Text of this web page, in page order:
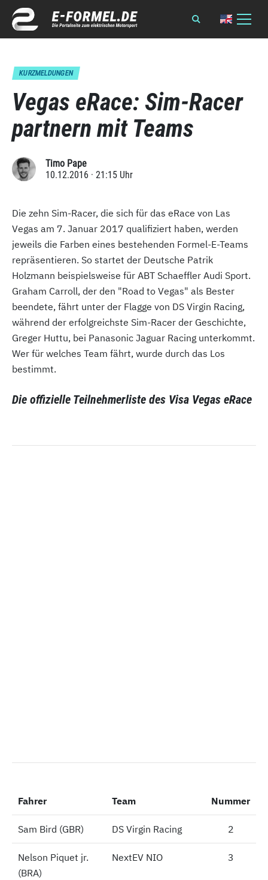
KURZMELDUNGEN
Vegas eRace: Sim-Racer
partnern mit Teams
Timo Pape
10.12.2016 · 21:15 Uhr
Die zehn Sim-Racer, die sich für das eRace von Las
Vegas am 7. Januar 2017 qualifiziert haben, werden
jeweils die Farben eines bestehenden Formel-E-Teams
repräsentieren. So startet der Deutsche Patrik
Holzmann beispielsweise für ABT Schaeffler Audi Sport.
Graham Carroll, der den "Road to Vegas" als Bester
beendete, fährt unter der Flagge von DS Virgin Racing,
während der erfolgreichste Sim-Racer der Geschichte,
Greger Huttu, bei Panasonic Jaguar Racing unterkommt.
Wer für welches Team fährt, wurde durch das Los
bestimmt.
Die offizielle Teilnehmerliste des Visa Vegas eRace
Fahrer Team Nummer
Sam Bird (GBR) DS Virgin Racing 2
Nelson Piquet jr.
(BRA)
NextEV NIO 3
Fahrer
Sam Bird (GBR)
Nelson Piquet jr.
(BRA)